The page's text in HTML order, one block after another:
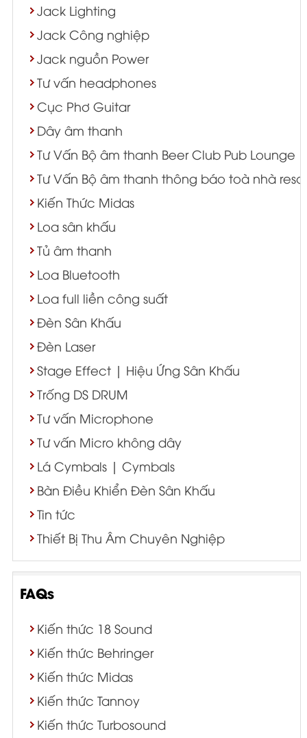
Jack Lighting
Jack Công nghiệp
Jack nguồn Power
Tư vấn headphones
Cục Phơ Guitar
Dây âm thanh
Tư Vấn Bộ âm thanh Beer Club Pub Lounge
Tư Vấn Bộ âm thanh thông báo toà nhà
Kiến Thức Midas
Loa sân khấu
Tủ âm thanh
Loa Bluetooth
Loa full liền công suất
Đèn Sân Khấu
Đèn Laser
Stage Effect | Hiệu Ứng Sân Khấu
Trống DS DRUM
Tư vấn Microphone
Tư vấn Micro không dây
Lá Cymbals | Cymbals
Bàn Điều Khiển Đèn Sân Khấu
Tin tức
Thiết Bị Thu Âm Chuyên Nghiệp
FAQs
Kiến thức 18 Sound
Kiến thức Behringer
Kiến thức Midas
Kiến thức Tannoy
Kiến thức Turbosound